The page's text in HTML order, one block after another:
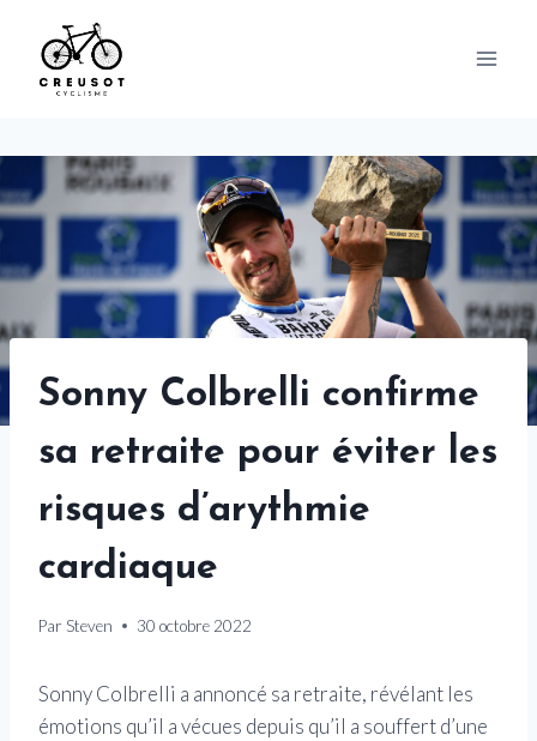
content
Sonny Colbrelli confirme
sa retraite pour éviter les
risques d’arythmie
cardiaque
Par Steven 30 octobre 2022
Sonny Colbrelli a annoncé sa retraite, révélant les
émotions qu’il a vécues depuis qu’il a souffert d’une